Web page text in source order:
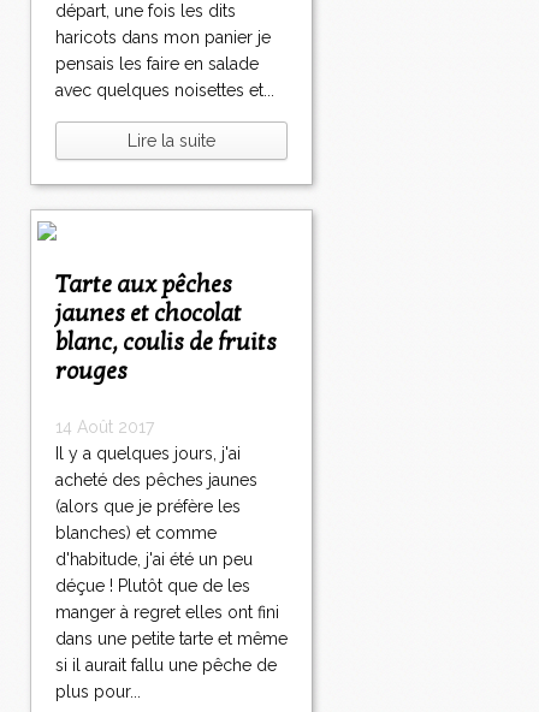
départ, une fois les dits
haricots dans mon panier je
pensais les faire en salade
avec quelques noisettes et...
Lire la suite
Tarte aux pêches
jaunes et chocolat
blanc, coulis de fruits
rouges
14 Août 2017
Il y a quelques jours, j'ai
acheté des pêches jaunes
(alors que je préfère les
blanches) et comme
d'habitude, j'ai été un peu
déçue ! Plutôt que de les
manger à regret elles ont fini
dans une petite tarte et même
si il aurait fallu une pêche de
plus pour...